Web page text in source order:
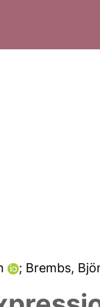
; Brembs,